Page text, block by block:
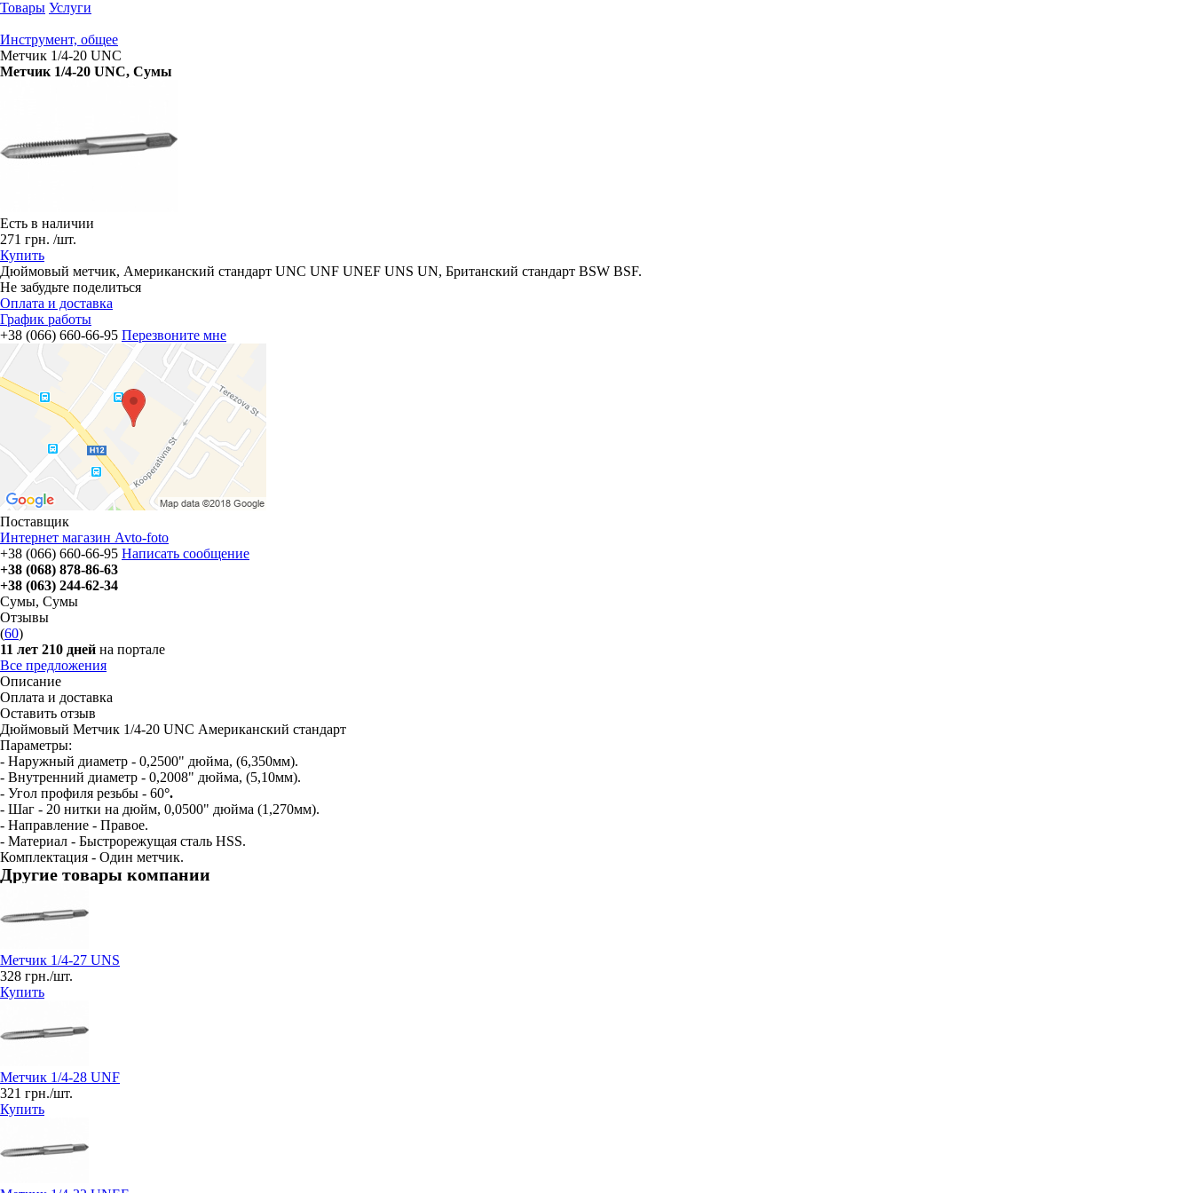
Товары Услуги
Инструмент, общее
Метчик 1/4-20 UNC
Метчик 1/4-20 UNC, Сумы
Есть в наличии
271 грн. /шт.
Купить
Дюймовый метчик, Американский стандарт UNC UNF UNEF UNS UN, Британский стандарт BSW BSF.
Не забудьте поделиться
Оплата и доставка
График работы
+38 (066) 660-66-95 Перезвоните мне
Поставщик
Интернет магазин Avto-foto
+38 (066) 660-66-95 Написать сообщение
+38 (068) 878-86-63
+38 (063) 244-62-34
Сумы, Сумы
Отзывы
(60)
11 лет 210 дней на портале
Все предложения
Описание
Оплата и доставка
Оставить отзыв
Дюймовый Метчик 1/4-20 UNC Американский стандарт
Параметры:
- Наружный диаметр - 0,2500" дюйма, (6,350мм).
- Внутренний диаметр - 0,2008" дюйма, (5,10мм).
- Угол профиля резьбы - 60°.
- Шаг - 20 нитки на дюйм, 0,0500" дюйма (1,270мм).
- Направление - Правое.
- Материал - Быстрорежущая сталь HSS.
Комплектация - Один метчик.
Другие товары компании
Метчик 1/4-27 UNS
328 грн./шт.
Купить
Метчик 1/4-28 UNF
321 грн./шт.
Купить